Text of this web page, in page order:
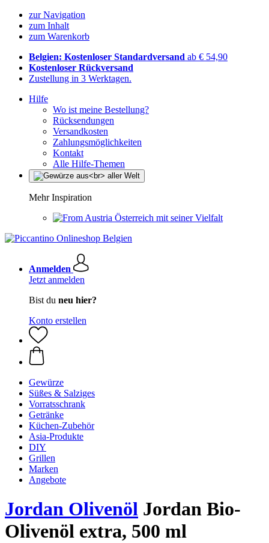
zur Navigation
zum Inhalt
zum Warenkorb
Belgien: Kostenloser Standardversand ab € 54,90
Kostenloser Rückversand
Zustellung in 3 Werktagen.
Hilfe
Wo ist meine Bestellung?
Rücksendungen
Versandkosten
Zahlungsmöglichkeiten
Kontakt
Alle Hilfe-Themen
Mehr Inspiration
Österreich mit seiner Vielfalt
Anmelden
Jetzt anmelden
Bist du neu hier?
Konto erstellen
Gewürze
Süßes & Salziges
Vorratsschrank
Getränke
Küchen-Zubehör
Asia-Produkte
DIY
Grillen
Marken
Angebote
Jordan Olivenöl Jordan Bio-
Olivenöl extra, 500 ml